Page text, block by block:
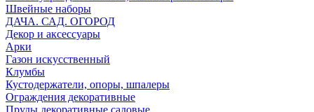
Швейные наборы
ДАЧА. САД. ОГОРОД
Декор и аксессуары
Арки
Газон искусственный
Клумбы
Кустодержатели, опоры, шпалеры
Ограждения декоративные
Пруды декоративные садовые